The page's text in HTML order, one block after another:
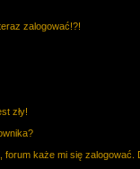
zalogować!?!
zły!
forum każe mi się zalogować.